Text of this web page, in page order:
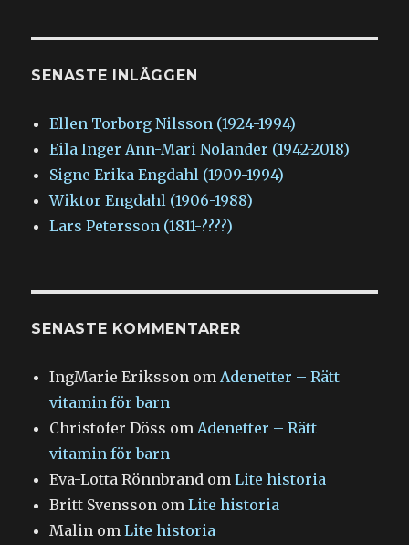
SENASTE INLÄGGEN
Ellen Torborg Nilsson (1924-1994)
Eila Inger Ann-Mari Nolander (1942-2018)
Signe Erika Engdahl (1909-1994)
Wiktor Engdahl (1906-1988)
Lars Petersson (1811-????)
SENASTE KOMMENTARER
IngMarie Eriksson omAdenetter – Rätt
vitamin för barn
Christofer Döss omAdenetter – Rätt
vitamin för barn
Eva-Lotta Rönnbrand omLite historia
Britt Svensson omLite historia
Malin omLite historia